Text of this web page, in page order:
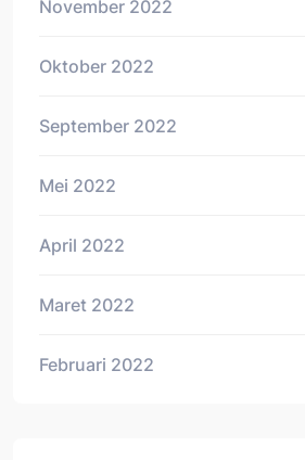
November 2022
Oktober 2022
September 2022
Mei 2022
April 2022
Maret 2022
Februari 2022